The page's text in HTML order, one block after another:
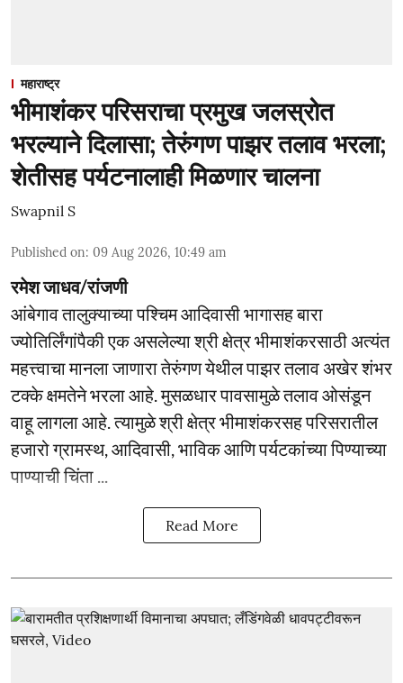
महाराष्ट्र
भीमाशंकर परिसराचा प्रमुख जलस्रोत
भरल्याने दिलासा; तेरुंगण पाझर तलाव भरला;
शेतीसह पर्यटनालाही मिळणार चालना
Swapnil S
Published on: 09 Aug 2026, 10:49 am
रमेश जाधव/रांजणी
आंबेगाव तालुक्याच्या पश्चिम आदिवासी भागासह बारा
ज्योतिर्लिंगांपैकी एक असलेल्या श्री क्षेत्र भीमाशंकरसाठी अत्यंत
महत्त्वाचा मानला जाणारा तेरुंगण येथील पाझर तलाव अखेर शंभर
टक्के क्षमतेने भरला आहे. मुसळधार पावसामुळे तलाव ओसंडून
वाहू लागला आहे. त्यामुळे श्री क्षेत्र भीमाशंकरसह परिसरातील
हजारो ग्रामस्थ, आदिवासी, भाविक आणि पर्यटकांच्या पिण्याच्या
पाण्याची चिंता ...
Read More